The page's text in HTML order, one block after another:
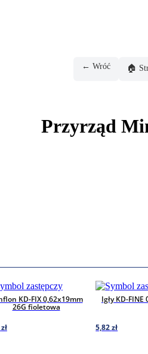
← Wróć 🏠
Przyrząd
KD-FIX 0,62x19mm
26G fioletowa
zł
Igły KD-FINE
5,82zł